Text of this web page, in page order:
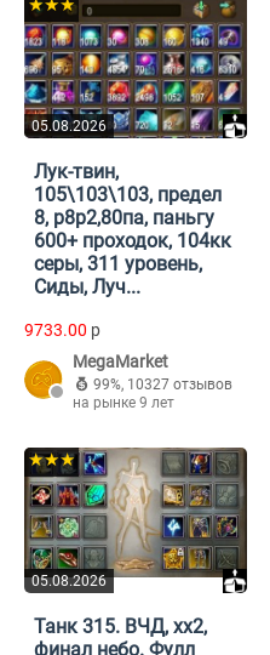
05.08.2026
★★★
Лук-твин,
105\103\103, предел
8, р8р2,80па, паньгу
600+ проходок, 104кк
серы, 311 уровень,
Сиды, Луч...
9733.00 p
MegaMarket
99%, 10327 отзывов
на рынке 9 лет
05.08.2026
★★★
Танк 315. ВЧД, xx2,
финал небо. Фулл